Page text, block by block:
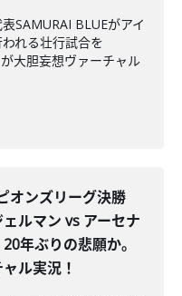
SAMURAI BLUEがアイ
れる壮行試合を
大胆妄想ヴァーチャル
オンズリーグ決勝
ルマン vs アーセナ
年ぶりの悲願か。
ル実況！